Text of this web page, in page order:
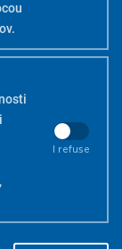
I refuse